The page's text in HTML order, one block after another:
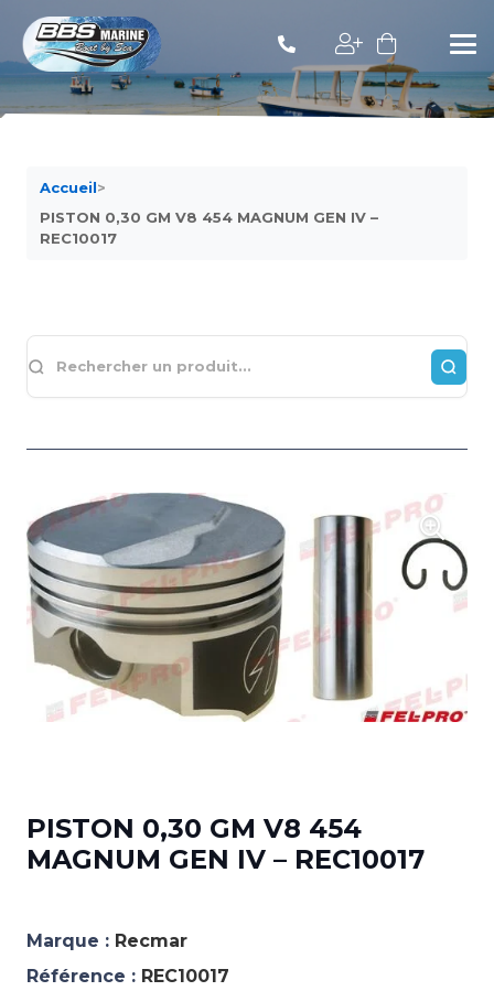
Accueil>
PISTON 0,30 GM V8 454 MAGNUM GEN IV –
REC10017
PISTON 0,30 GM V8 454
MAGNUM GEN IV – REC10017
Marque : Recmar
Référence : REC10017